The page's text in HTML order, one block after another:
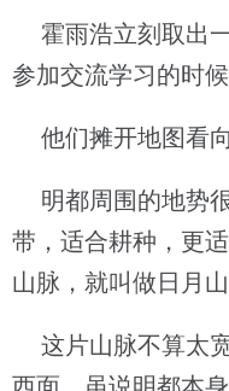
霍雨浩立刻取出
参加交流学习的时候
他们摊开地图看向
明都周围的地势
带，适合耕种，更
山脉，就叫做日月山
这片山脉不算太